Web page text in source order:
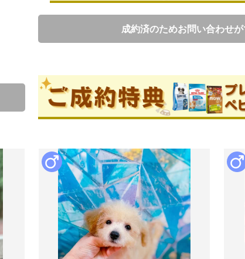
成約済のためお問い合わせが
中渡瀬智子ブリーダー
口コミ2件
このブリ
ブリーダーからの紹介文
展示してませんので、見学は、必ずご予約くださいま
ワクチン10種、マイクロチップ後にお引き渡し可能。